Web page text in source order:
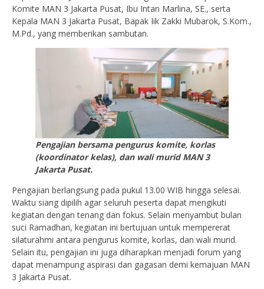
Komite MAN 3 Jakarta Pusat, Ibu Intan Marlina, SE., serta
Kepala MAN 3 Jakarta Pusat, Bapak Iik Zakki Mubarok, S.Kom.,
M.Pd., yang memberikan sambutan.
Pengajian bersama pengurus komite, korlas
(koordinator kelas), dan wali murid MAN 3
Jakarta Pusat.
Pengajian berlangsung pada pukul 13.00 WIB hingga selesai.
Waktu siang dipilih agar seluruh peserta dapat mengikuti
kegiatan dengan tenang dan fokus. Selain menyambut bulan
suci Ramadhan, kegiatan ini bertujuan untuk mempererat
silaturahmi antara pengurus komite, korlas, dan wali murid.
Selain itu, pengajian ini juga diharapkan menjadi forum yang
dapat menampung aspirasi dan gagasan demi kemajuan MAN
3 Jakarta Pusat.